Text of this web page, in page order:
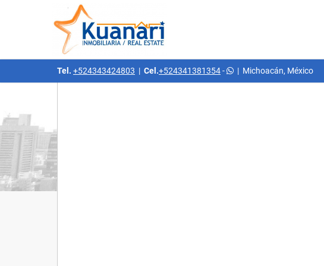
Tel. +524343424803 | Cel.+524341381354- | Michoacán, México